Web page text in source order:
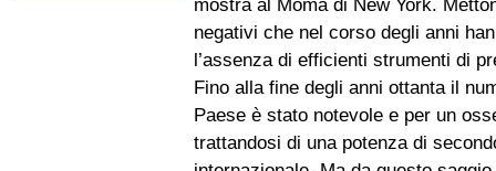
mostra al Moma di New York.
negativi che nel corso degli anni
l’assenza di efficienti strumenti di
Fino alla fine degli anni ottanta il
Paese è stato notevole e per un
trattandosi di una potenza di